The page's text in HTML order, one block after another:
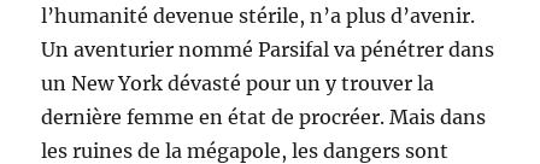
l’humanité devenue stérile, n’a plus d’avenir.
Un aventurier nommé Parsifal va pénétrer dans
un New York dévasté pour un y trouver la
dernière femme en état de procréer. Mais dans
les ruines de la mégapole, les dangers sont